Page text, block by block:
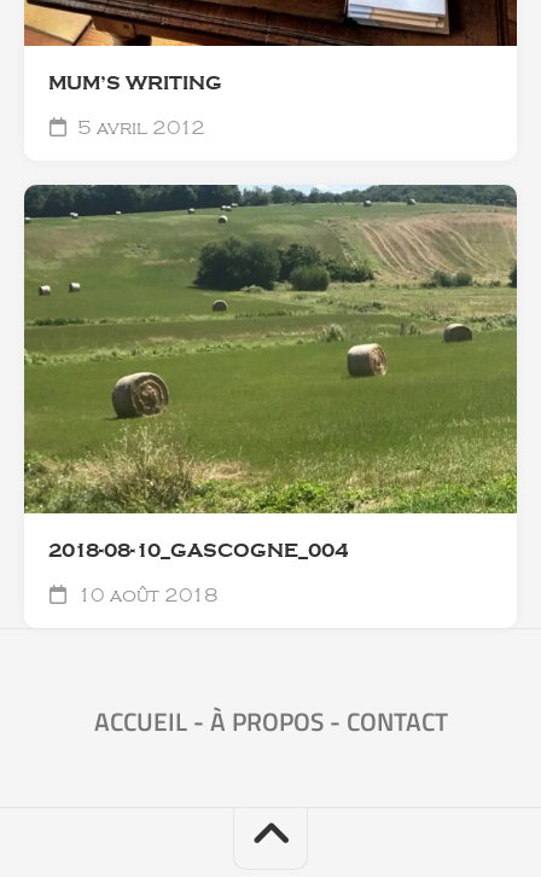
MUM’S WRITING
5 avril 2012
2018-08-10_GASCOGNE_004
10 août 2018
ACCUEIL-À PROPOS- CONTACT